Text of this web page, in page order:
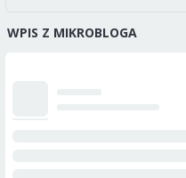
WPIS Z MIKROBLOGA